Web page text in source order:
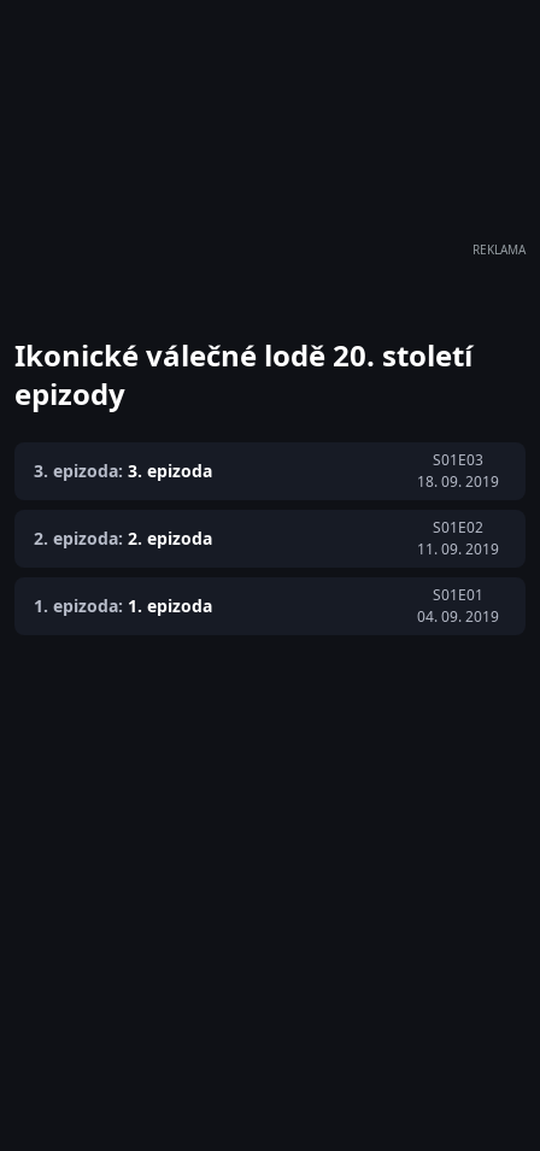
REKLAMA
Ikonické válečné lodě 20. století
epizody
3. epizoda: 3. epizoda
S01E03
18. 09. 2019
2. epizoda: 2. epizoda
S01E02
11. 09. 2019
1. epizoda: 1. epizoda
S01E01
04. 09. 2019